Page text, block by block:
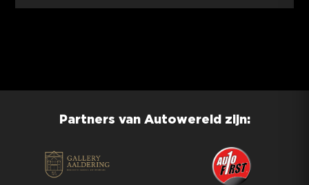
Partners van Autowereld zijn: